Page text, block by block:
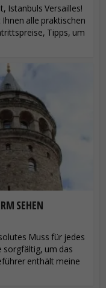
Istanbuls Versailles!
alle praktischen
Tipps, um
SEHEN
Muss für jedes
sorgfältig, um das
enthält meine